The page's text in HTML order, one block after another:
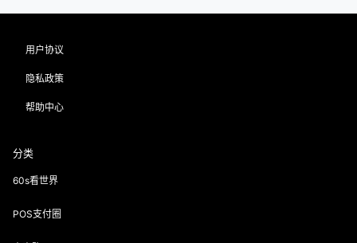
用户协议
隐私政策
帮助中心
分类
60s看世界
POS支付圈